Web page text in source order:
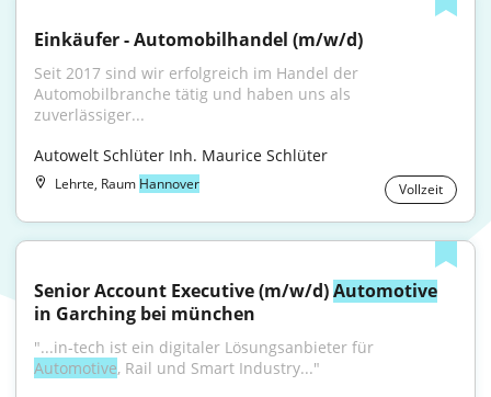
Einkäufer - Automobilhandel (m/w/d)
Seit 2017 sind wir erfolgreich im Handel der
Automobilbranche tätig und haben uns als
zuverlässiger...
Autowelt Schlüter Inh. Maurice Schlüter
Lehrte, Raum Hannover Vollzeit
Senior Account Executive (m/w/d) Automotive
in Garching bei münchen
Automotive, Rail und Smart Industry..."